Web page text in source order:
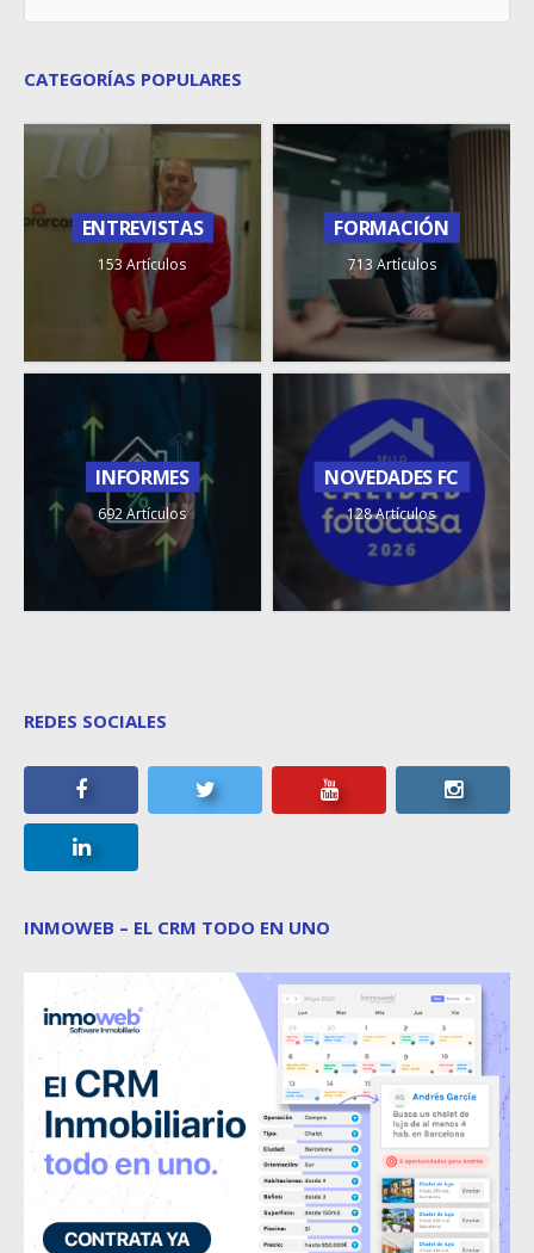
CATEGORÍAS POPULARES
ENTREVISTAS
153 Artículos
FORMACIÓN
713 Artículos
INFORMES
692 Artículos
NOVEDADES FC
128 Artículos
REDES SOCIALES
INMOWEB – EL CRM TODO EN UNO